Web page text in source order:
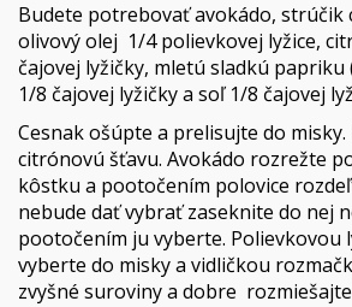
Budete potrebovať avokádo, strúčik
olivový olej 1/4 polievkovej lyžice,
čajovej lyžičky, mletú sladkú papriku
1/8 čajovej lyžičky a soľ 1/8 čajovej
Cesnak ošúpte a prelisujte do
citrónovú šťavu. Avokádo rozrežte
kôstku a pootočením polovice
nebude dať vybrať zaseknite do nej
pootočením ju vyberte. Polievkovou
vyberte do misky a vidličkou
zvyšné suroviny a dobre